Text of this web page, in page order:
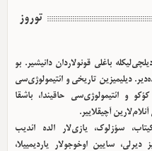
توروز
باغلی قونولاردان دانیشیر. بو
دیلیمیزین تاریخی و ائتیمولوژی‌سی
و ائتیمولوژی‌سی حاقیندا، باشقا
آچیقلاییر.
سؤزلوک، یازی‌لار الده ائدیب
سایین اوخوجولار یاردیمییلا،